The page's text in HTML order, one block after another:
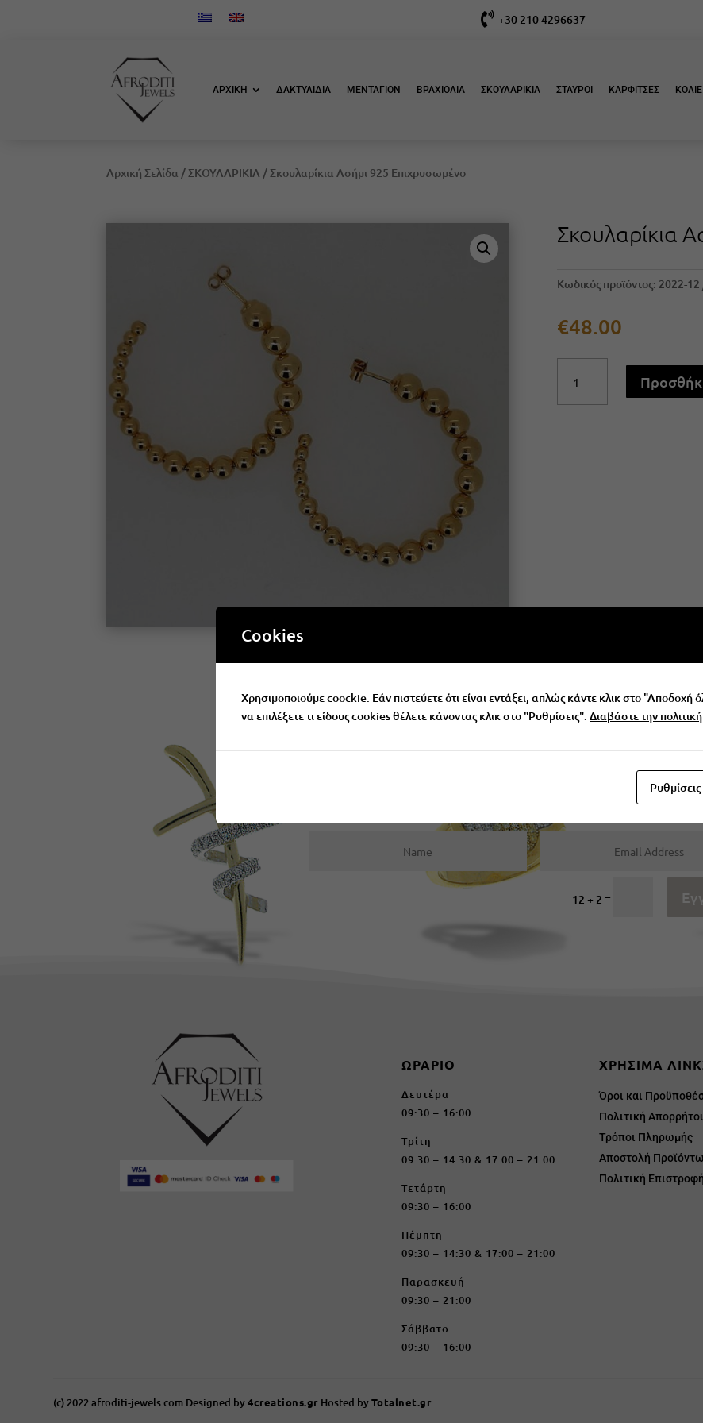
 +30 210 4296637
ΑΡΧΙΚΗ ΔΑΚΤΥΛΙΔΙΑ ΜΕΝΤΑΓΙΟΝ ΒΡΑΧΙΟΛΙΑ ΣΚΟΥΛΑΡΙΚΙΑ ΣΤΑΥΡΟΙ ΚΑΡΦΙΤΣΕΣ ΚΟΛΙΕ
Αρχική Σελίδα / ΣΚΟΥΛΑΡΙΚΙΑ / Σκουλαρίκια Ασήμι 925 Επιχρυσωμένο
Σκουλαρίκια
Κωδικός προϊόντος: 2022-12
€48.00
Ασήμι
925
Εγγραφείτε στο Newsletter
12 + 2 =
ΩΡΑΡΙΟ
Δευτέρα
09:30 – 16:00
Τρίτη
09:30 – 14:30 & 17:00 – 21:00
Τετάρτη
09:30 – 16:00
Πέμπτη
09:30 – 14:30 & 17:00 – 21:00
Παρασκευή
09:30 – 21:00
Σάββατο
09:30 – 16:00
ΧΡΗΣΙΜΑ
Όροι και
Πολιτική
Τρόποι Πληρωμής
Αποστολή
Πολιτική
(c) 2022 afroditi-jewels.com Designed by4creations.gr Hosted byTotalnet.gr
Cookies
Χρησιμοποιούμε coockie. Εάν πιστεύετε ότι είναι εντάξει, απλώς κάντε κλικ στο "Αποδοχή
να επιλέξετε τι είδους cookies θέλετε κάνοντας κλικ στο "Ρυθμίσεις". Διαβάστε την
Ρυθμίσεις